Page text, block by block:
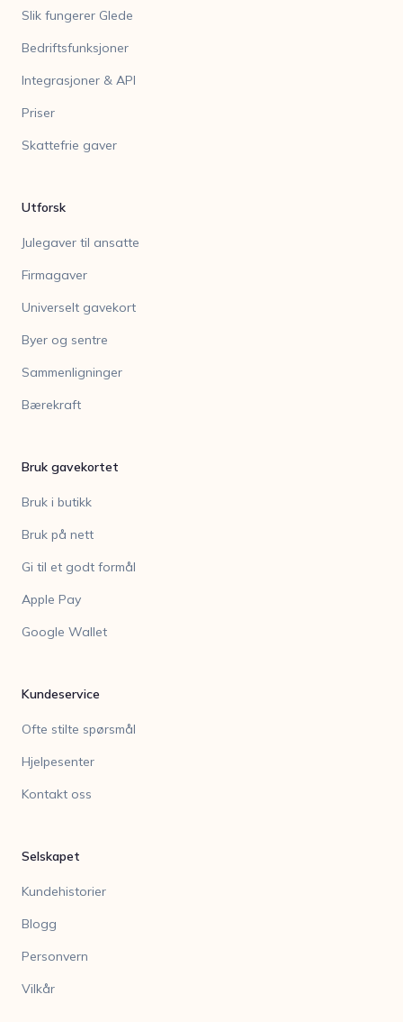
Slik fungerer Glede
Bedriftsfunksjoner
Integrasjoner & API
Priser
Skattefrie gaver
Utforsk
Julegaver til ansatte
Firmagaver
Universelt gavekort
Byer og sentre
Sammenligninger
Bærekraft
Bruk gavekortet
Bruk i butikk
Bruk på nett
Gi til et godt formål
Apple Pay
Google Wallet
Kundeservice
Ofte stilte spørsmål
Hjelpesenter
Kontakt oss
Selskapet
Kundehistorier
Blogg
Personvern
Vilkår